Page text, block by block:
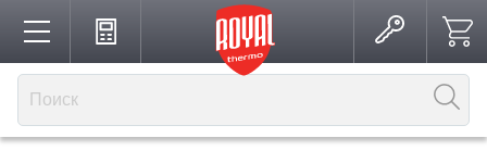
Каталог